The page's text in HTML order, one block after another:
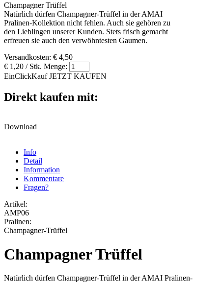
Champagner Trüffel
Natürlich dürfen Champagner-Trüffel in der AMAI
Pralinen-Kollektion nicht fehlen. Auch sie gehören zu
den Lieblingen unserer Kunden. Stets frisch gemacht
erfreuen sie auch den verwöhntesten Gaumen.
Versandkosten: € 4,50
€ 1,20 / Stk. Menge:
EinClickKauf JETZT KAUFEN
Direkt kaufen mit:
Download
Info
Detail
Information
Kommentare
Fragen?
Artikel:
AMP06
Pralinen:
Champagner-Trüffel
Champagner Trüffel
Natürlich dürfen Champagner-Trüffel in der AMAI Pralinen-